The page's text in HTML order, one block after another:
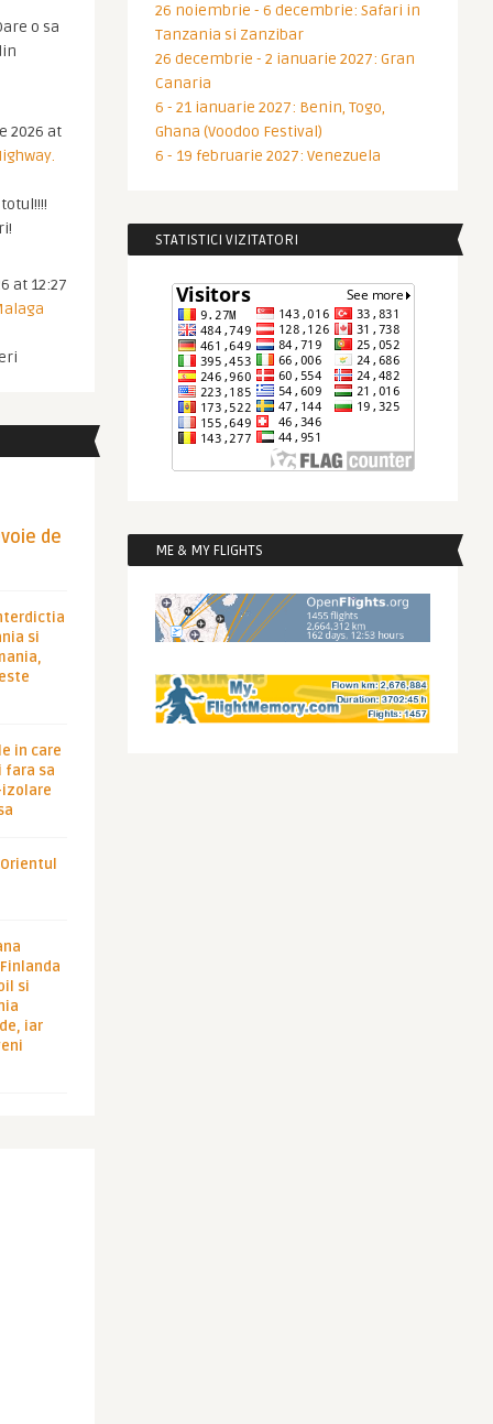
o sa
2026 at
at 12:27
de
si
in care
fara sa
si
iar
26 noiembrie - 6 decembrie: Safari in
Tanzania si Zanzibar
26 decembrie - 2 ianuarie 2027: Gran
Canaria
6 - 21 ianuarie 2027: Benin, Togo,
Ghana (Voodoo Festival)
6 - 19 februarie 2027: Venezuela
STATISTICI VIZITATORI
ME & MY FLIGHTS